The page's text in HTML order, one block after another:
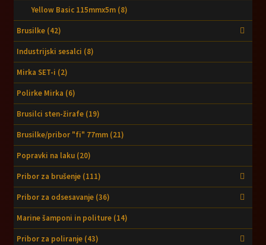
Yellow Basic 115mmx5m (8)
Brusilke (42)
Industrijski sesalci (8)
Mirka SET-i (2)
Polirke Mirka (6)
Brusilci sten-žirafe (19)
Brusilke/pribor "fi" 77mm (21)
Popravki na laku (20)
Pribor za brušenje (111)
Pribor za odsesavanje (36)
Marine šamponi in politure (14)
Pribor za poliranje (43)